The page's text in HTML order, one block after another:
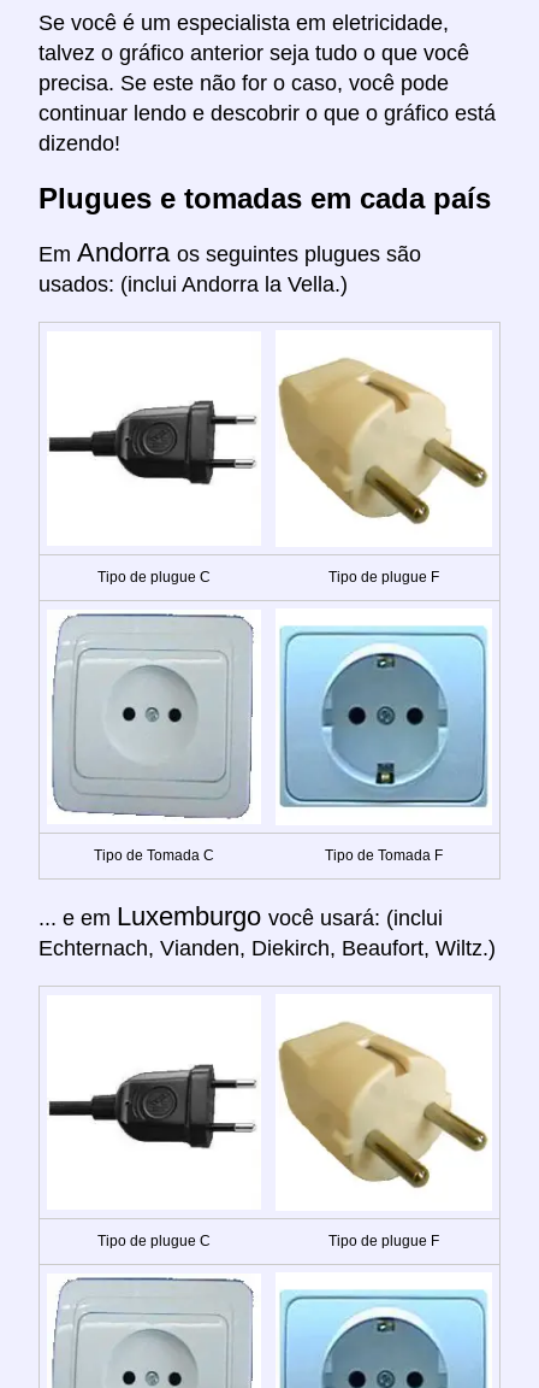
Se você é um especialista em eletricidade,
talvez o gráfico anterior seja tudo o que você
precisa. Se este não for o caso, você pode
continuar lendo e descobrir o que o gráfico está
dizendo!
Plugues e tomadas em cada país
Em Andorra os seguintes plugues são
usados: (inclui Andorra la Vella.)
Tipo de plugue C Tipo de plugue F
Tipo de Tomada C Tipo de Tomada F
... e em Luxemburgo você usará: (inclui
Echternach, Vianden, Diekirch, Beaufort, Wiltz.)
Tipo de plugue C Tipo de plugue F